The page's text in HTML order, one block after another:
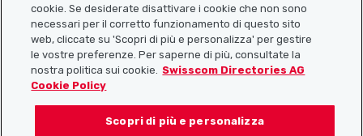
Scarica l’app Localcities
Seguiteci su:
cookie. Se desiderate disattivare i cookie che non sono
necessari per il corretto funzionamento di questo sito
web, cliccate su 'Scopri di più e personalizza' per gestire
le vostre preferenze. Per saperne di più, consultate la
nostra politica sui cookie.
Swisscom Directories AG
Cookie Policy
Scopri di più e personalizza